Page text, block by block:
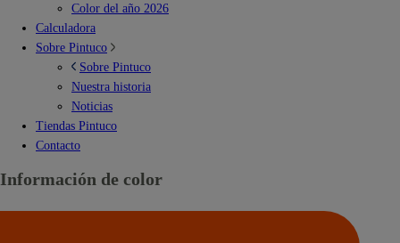
Color del año 2026
Calculadora
Sobre Pintuco
Sobre Pintuco
Nuestra historia
Noticias
Tiendas Pintuco
Contacto
Información de color